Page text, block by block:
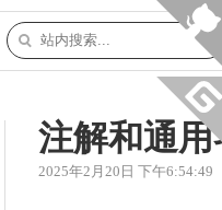
注解和通
2025年2月20日 下午6:54:49